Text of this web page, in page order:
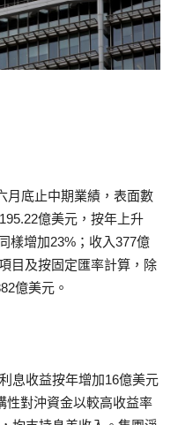
月底止中期業績，表面數
億美元，按年上升
樣增加23%；收入377億
目及按固定匯率計算，除
億美元。
息收益按年增加16億美元
性對沖資金以較高收益率